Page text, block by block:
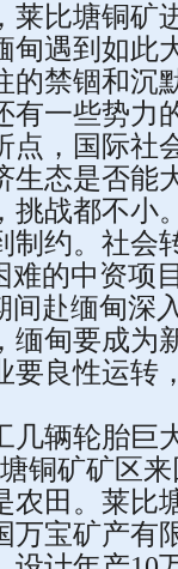
莱比塘铜矿
甸遇到如此
的禁锢和沉
有一些势力
点，国际社
生态是否能
挑战都不小
制约。社会
难的中资项
间赴缅甸深
缅甸要成为
要良性运转
辆轮胎巨
铜矿矿区
农田。莱比
万宝矿产有